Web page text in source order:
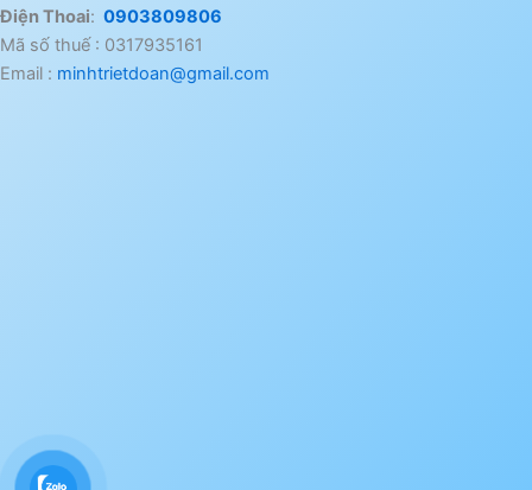
Điện Thoai: 0903809806
Mã số thuế : 0317935161
Email : minhtrietdoan@gmail.com